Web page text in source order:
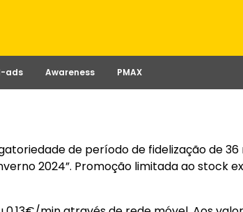
ads Awareness PMAX
de período de fidelização de
2024”. Promoção limitada ao stock